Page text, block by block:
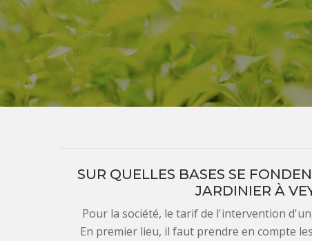
SUR QUELLES BASES SE
JARDINIER À
Pour la société, le tarif de l'intervention
En premier lieu, il faut prendre en compte